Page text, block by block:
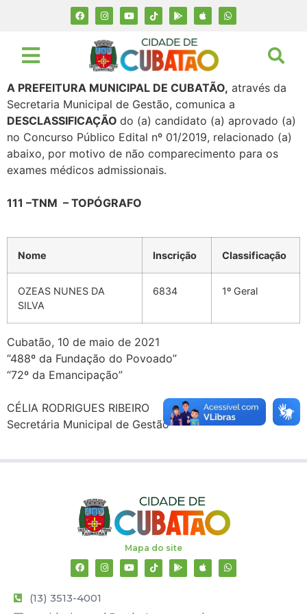
A PREFEITURA MUNICIPAL DE CUBATÃO, através da
Secretaria Municipal de Gestão, comunica a
DESCLASSIFICAÇÃO do (a) candidato (a) aprovado (a)
no Concurso Público Edital nº 01/2019, relacionado (a)
abaixo, por motivo de não comparecimento para os
exames médicos admissionais.
111 –TNM – TOPÓGRAFO
Nome Inscrição Classificação
OZEAS NUNES DA
SILVA
6834 1º Geral
Cubatão, 10 de maio de 2021
“488º da Fundação do Povoado”
“72º da Emancipação”
CÉLIA RODRIGUES RIBEIRO
Secretária Municipal de Gestão
Mapa do site
(13) 3513-4001